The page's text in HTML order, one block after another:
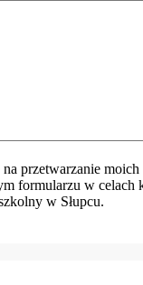
przetwarzanie
formularzu w celach
w Słupcu.